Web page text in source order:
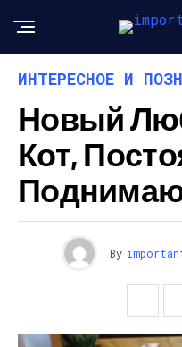
ИНТЕРЕСНОЕ И
Новый
Кот,
By